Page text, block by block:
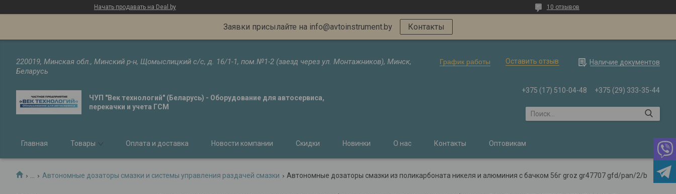
Начать продавать на Deal.by 10 отзывов
Заявки присылайте на info@avtoinstrument.by Контакты
220019, Минская обл., Минский р-н, Щомыслицкий с/с, д. 16/1-1, пом.№1-2 (заезд через ул. Монтажников), Минск,
Беларусь
График работы Оставить отзыв Наличие документов
ЧУП "Век технологий" (Беларусь) - Оборудование для автосервиса,
перекачки и учета ГСМ
+375 (17) 510-04-48 +375 (29) 333-35-44
Главная Товары Оплата и доставка Новости компании Скидки Новинки О нас Контакты Оптовикам
Автономные дозаторы смазки и системы управления раздачей смазки Автономные дозаторы смазки из поликарбоната никеля и алюминия с бачком 56г groz gr47707 gfd/pan/2/b